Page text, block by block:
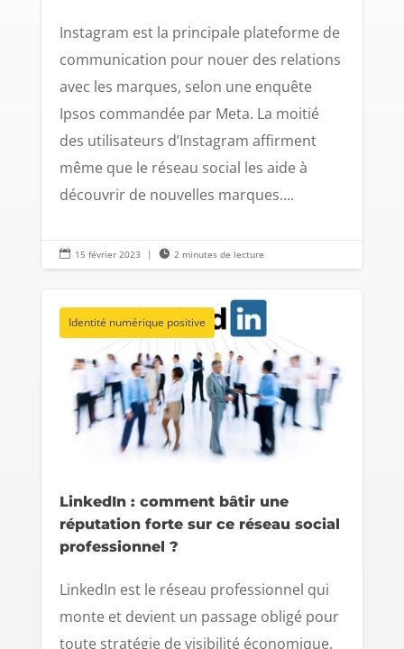
Instagram est la principale plateforme de
communication pour nouer des relations
avec les marques, selon une enquête
Ipsos commandée par Meta. La moitié
des utilisateurs d’Instagram affirment
même que le réseau social les aide à
découvrir de nouvelles marques....
 15 février 2023 |  2 minutes de lecture
Identité numérique positive
LinkedIn : comment bâtir une
réputation forte sur ce réseau social
professionnel ?
LinkedIn est le réseau professionnel qui
monte et devient un passage obligé pour
toute stratégie de visibilité économique.